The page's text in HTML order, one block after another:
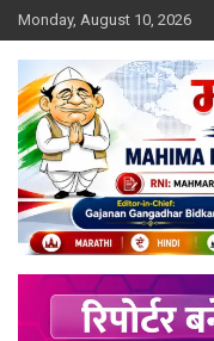
Skip
to
content
Monday, August 10, 2026